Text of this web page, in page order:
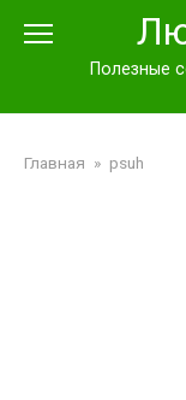
Полезные
Главная » psuh